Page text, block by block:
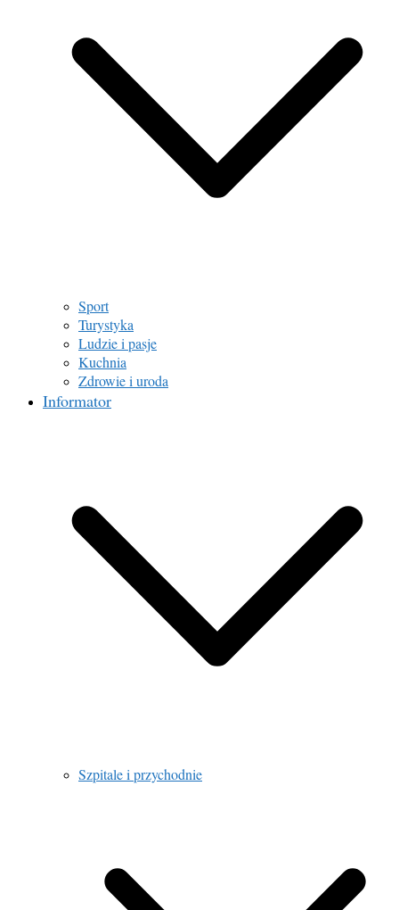
Sport
Turystyka
Ludzie i pasje
Kuchnia
Zdrowie i uroda
Informator
Szpitale i przychodnie